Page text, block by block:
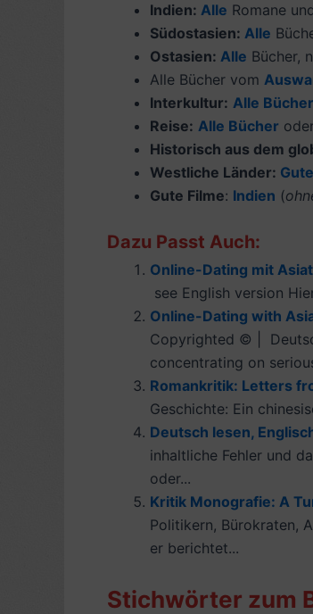
Indien: Alle Romane
Südostasien: Alle
Ostasien: Alle Bücher,
Alle Bücher vom
Interkultur: Alle Bücher
Reise: Alle Bücher
Historisch aus dem
Westliche Länder:
Gute Filme: Indien (
Dazu Passt Auch:
Online-Dating mit
see English version
Online-Dating with
Copyrighted © |
concentrating on
Romankritik: Letters
Geschichte: Ein
Deutsch lesen,
inhaltliche Fehler und
oder...
Kritik Monografie: A
Politikern, Bürokraten,
er berichtet...
Stichwörter zum